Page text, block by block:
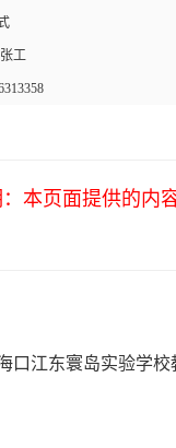
工
本页面提供的内
口江东寰岛实验学校教学